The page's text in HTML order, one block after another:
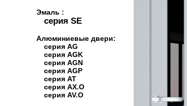
Эмаль :
серия SE
Алюминиевые двери:
серия AG
серия AGK
серия AGN
серия AGP
серия AT
серия AX.O
серия AV.O